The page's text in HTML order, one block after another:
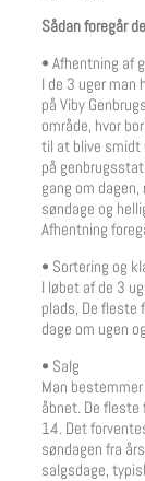
Sådan foregår
• Afhentning af
I de 3 uger man
på Viby
område, hvor
til at blive smidt
på
gang om
søndage og
Afhentning
• Sortering og
I løbet af de 3
plads, De fleste
dage om ugen
• Salg
Man
åbnet. De
14. Det
søndagen fra
salgsdage,